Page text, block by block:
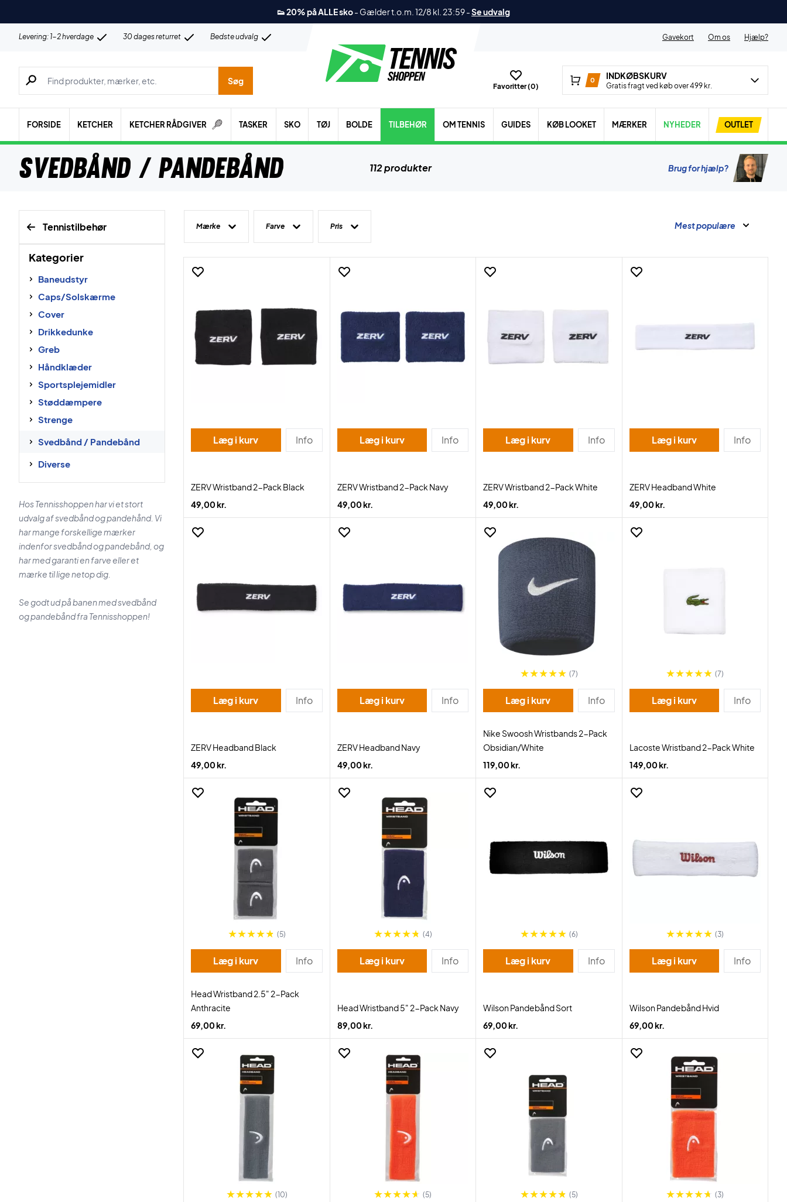
👟 20% på ALLE sko- Gælder t.o.m. 12/8 kl. 23:59-Se udvalg
Levering: 1-2 hverdage 30 dages returret Bedste udvalg Gavekort Om os Hjælp?
Søg efter produkter, mærker etc.
Søg
Favoritter (0)
0 INDKØBSKURV
Gratis fragt ved køb over 499 kr.
FORSIDE KETCHER KETCHER RÅDGIVER TASKER SKO TØJ BOLDE TILBEHØR OM TENNIS GUIDES KØB LOOKET MÆRKER NYHEDER OUTLET
Svedbånd / Pandebånd 112 produkter Brug for hjælp?
Tennistilbehør
Kategorier
Baneudstyr
Caps/Solskærme
Cover
Drikkedunke
Greb
Håndklæder
Sportsplejemidler
Støddæmpere
Strenge
Svedbånd / Pandebånd
Diverse
Hos Tennisshoppen har vi et stort
udvalg af svedbånd og pandehånd. Vi
har mange forskellige mærker
indenfor svedbånd og pandebånd, og
har med garanti en farve eller et
mærke til lige netop dig.
Se godt ud på banen med svedbånd
og pandebånd fra Tennisshoppen!
Mærke Farve Pris Mest populære
Læg i kurv Info
ZERV Wristband 2-Pack Black
49,00 kr.
Læg i kurv Info
ZERV Wristband 2-Pack Navy
49,00 kr.
Læg i kurv Info
ZERV Wristband 2-Pack White
49,00 kr.
Læg i kurv Info
ZERV Headband White
49,00 kr.
Læg i kurv Info
ZERV Headband Black
49,00 kr.
Læg i kurv Info
ZERV Headband Navy
49,00 kr.
(7)
Læg i kurv Info
Nike Swoosh Wristbands 2-Pack
Obsidian/White
119,00 kr.
(7)
Læg i kurv Info
Lacoste Wristband 2-Pack White
149,00 kr.
(5)
Læg i kurv Info
Head Wristband 2.5" 2-Pack
Anthracite
69,00 kr.
(4)
Læg i kurv Info
Head Wristband 5" 2-Pack Navy
89,00 kr.
(6)
Læg i kurv Info
Wilson Pandebånd Sort
69,00 kr.
(3)
Læg i kurv Info
Wilson Pandebånd Hvid
69,00 kr.
(10) (5) (5) (3)